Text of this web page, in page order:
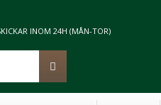
INOM 24H (MÅN-TOR)